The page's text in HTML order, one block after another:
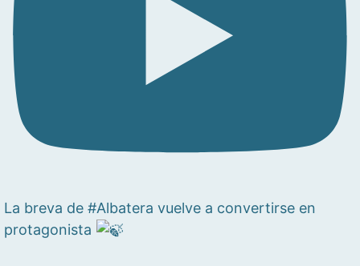
La breva de #Albatera vuelve a convertirse en
protagonista